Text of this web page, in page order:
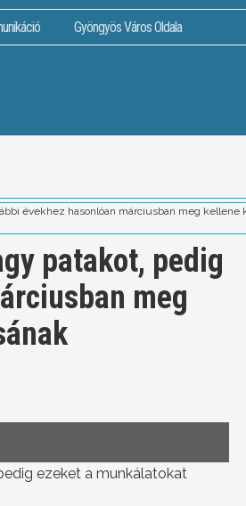
Gyöngyös Város Oldala
évekhez hasonlóan márciusban meg
patakot, pedig
meg
ezeket a munkálatokat